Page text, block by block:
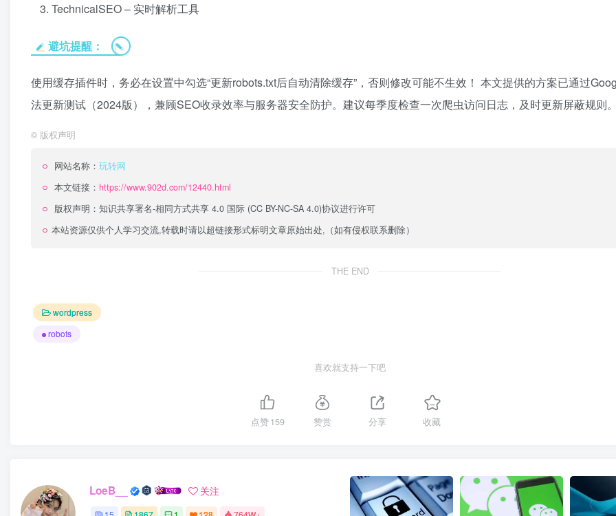
TechnicalSEO – 实时解析工具
避坑提醒：
使用缓存插件时，务必在设置中勾选“更新robots.txt后自动清除缓存”，否则修改可能不生效！ 本文提供的方案已通过
法更新测试（2024版），兼顾SEO收录效率与服务器安全防护。建议每季度检查一次爬虫访问日志，及时更新屏蔽规则。
© 版权声明
网站名称： 玩转网
本文链接： https://www.902d.com/12440.html
版权声明： 知识共享署名-相同方式共享 4.0 国际 (CC BY-NC-SA 4.0)协议进行许可
本站资源仅供个人学习交流,转载时请以超链接形式标明文章原始出处,（如有侵权联系删除）
THE END
wordpress
robots
喜欢就支持一下吧
点赞159 赞赏 分享 收藏
LoeB__ 关注